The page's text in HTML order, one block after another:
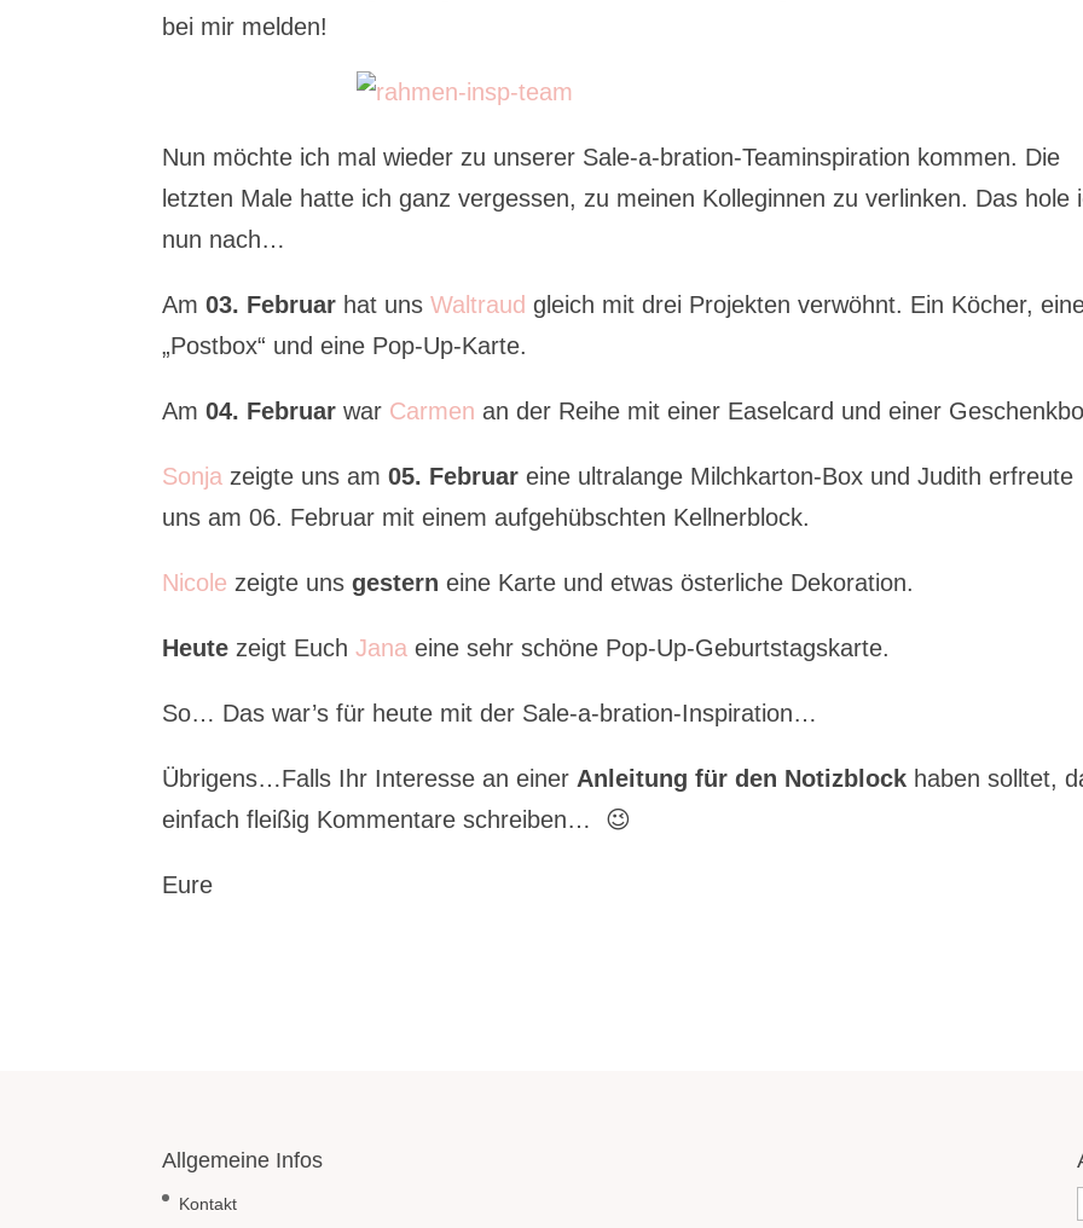
bei mir melden!
Nun möchte ich mal wieder zu unserer Sale-a-bration-Teaminspiration kommen. Die
letzten Male hatte ich ganz vergessen, zu meinen Kolleginnen zu verlinken. Das hole
nun nach…
Am03. Februar hat unsWaltraud gleich mit drei Projekten verwöhnt. Ein Köcher,
„Postbox“ und eine Pop-Up-Karte.
Am04. Februar war Carmen an der Reihe mit einer Easelcard und einer
Sonja zeigte uns am05. Februar eine ultralange Milchkarton-Box und Judith erfreute
uns am 06. Februar mit einem aufgehübschten Kellnerblock.
Nicole zeigte unsgestern eine Karte und etwas österliche Dekoration.
Heute zeigt EuchJana eine sehr schöne Pop-Up-Geburtstagskarte.
So… Das war’s für heute mit der Sale-a-bration-Inspiration…
Übrigens…Falls Ihr Interesse an einer Anleitung für den Notizblock haben solltet,
einfach fleißig Kommentare schreiben… 😉
Eure
Allgemeine Infos
Kontakt